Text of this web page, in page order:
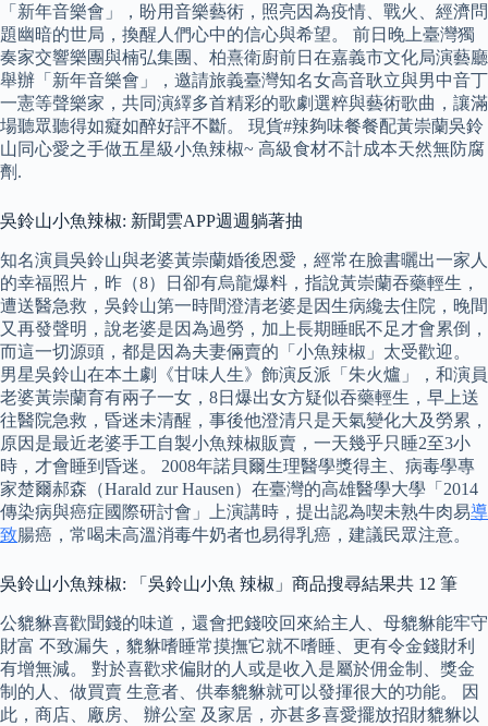
「新年音樂會」，盼用音樂藝術，照亮因為疫情、戰火、經濟問
題幽暗的世局，換醒人們心中的信心與希望。 前日晚上臺灣獨
奏家交響樂團與楠弘集團、柏熹衛廚前日在嘉義市文化局演藝廳
舉辦「新年音樂會」，邀請旅義臺灣知名女高音耿立與男中音丁
一憲等聲樂家，共同演繹多首精彩的歌劇選粹與藝術歌曲，讓滿
場聽眾聽得如癡如醉好評不斷。 現貨#辣夠味餐餐配黃崇蘭吳鈴
山同心愛之手做五星級小魚辣椒~ 高級食材不計成本天然無防腐
劑.
吳鈴山小魚辣椒: 新聞雲APP週週躺著抽
知名演員吳鈴山與老婆黃崇蘭婚後恩愛，經常在臉書曬出一家人
的幸福照片，昨（8）日卻有烏龍爆料，指說黃崇蘭吞藥輕生，
遭送醫急救，吳鈴山第一時間澄清老婆是因生病纔去住院，晚間
又再發聲明，說老婆是因為過勞，加上長期睡眠不足才會累倒，
而這一切源頭，都是因為夫妻倆賣的「小魚辣椒」太受歡迎。
男星吳鈴山在本土劇《甘味人生》飾演反派「朱火爐」，和演員
老婆黃崇蘭育有兩子一女，8日爆出女方疑似吞藥輕生，早上送
往醫院急救，昏迷未清醒，事後他澄清只是天氣變化大及勞累，
原因是最近老婆手工自製小魚辣椒販賣，一天幾乎只睡2至3小
時，才會睡到昏迷。 2008年諾貝爾生理醫學獎得主、病毒學專
家楚爾郝森（Harald zur Hausen）在臺灣的高雄醫學大學「2014
傳染病與癌症國際研討會」上演講時，提出認為喫未熟牛肉易導
致腸癌，常喝未高溫消毒牛奶者也易得乳癌，建議民眾注意。
吳鈴山小魚辣椒: 「吳鈴山小魚 辣椒」商品搜尋結果共 12 筆
公貔貅喜歡聞錢的味道，還會把錢咬回來給主人、母貔貅能牢守
財富 不致漏失，貔貅嗜睡常摸撫它就不嗜睡、更有令金錢財利
有增無減。 對於喜歡求偏財的人或是收入是屬於佣金制、獎金
制的人、做買賣 生意者、供奉貔貅就可以發揮很大的功能。 因
此，商店、廠房、 辦公室 及家居，亦甚多喜愛擺放招財貔貅以